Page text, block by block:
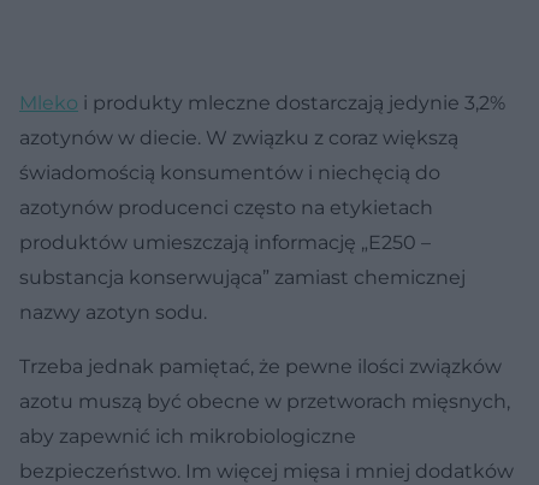
Mleko i produkty mleczne dostarczają jedynie 3,2%
azotynów w diecie. W związku z coraz większą
świadomością konsumentów i niechęcią do
azotynów producenci często na etykietach
produktów umieszczają informację „E250 –
substancja konserwująca” zamiast chemicznej
nazwy azotyn sodu.
Trzeba jednak pamiętać, że pewne ilości związków
azotu muszą być obecne w przetworach mięsnych,
aby zapewnić ich mikrobiologiczne
bezpieczeństwo. Im więcej mięsa i mniej dodatków